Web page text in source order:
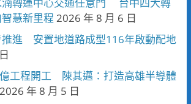
慧新里程 2026 年 8 月 6 日
推進 安置地道路成型116年啟動配地
工程開工 陳其邁：打造高雄半導體
2026 年 8 月 5 日